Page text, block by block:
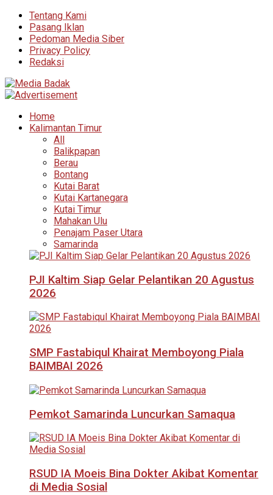
Tentang Kami
Pasang Iklan
Pedoman Media Siber
Privacy Policy
Redaksi
Home
Kalimantan Timur
All
Balikpapan
Berau
Bontang
Kutai Barat
Kutai Kartanegara
Kutai Timur
Mahakan Ulu
Penajam Paser Utara
Samarinda
PJI Kaltim Siap Gelar Pelantikan 20 Agustus
2026
SMP Fastabiqul Khairat Memboyong Piala
BAIMBAI 2026
Pemkot Samarinda Luncurkan Samaqua
RSUD IA Moeis Bina Dokter Akibat Komentar
di Media Sosial